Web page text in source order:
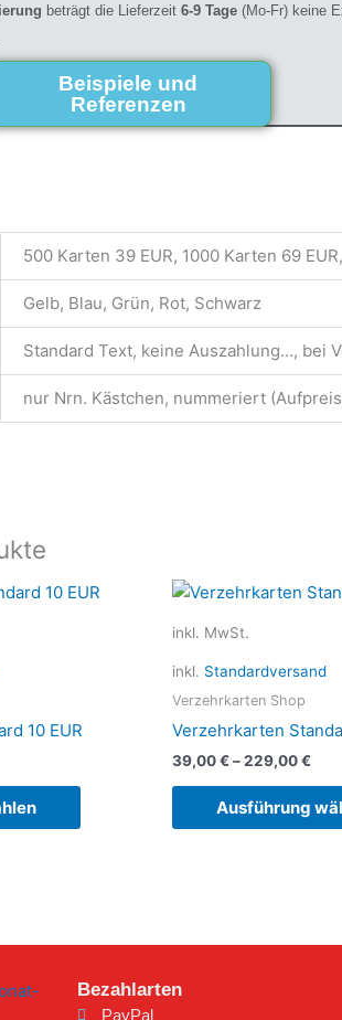
beträgt die Lieferzeit 6-9 Tage (Mo-Fr) keine
Beispiele und
Referenzen
500 Karten 39 EUR, 1000 Karten 69
Gelb, Blau, Grün, Rot, Schwarz
Standard Text, keine Auszahlung…, bei
nur Nrn. Kästchen, nummeriert
10 EUR
Dieses
auf.
auf
inkl. MwSt.
inkl. Standardversand
Verzehrkarten Shop
Verzehrkarten
39,00€–229,00€
Ausführung
Bezahlarten
PayPal